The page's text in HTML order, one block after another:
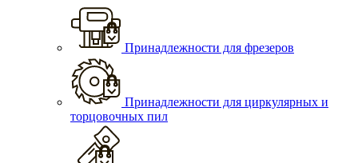
Принадлежности для фрезеров
Принадлежности для циркулярных и
торцовочных пил